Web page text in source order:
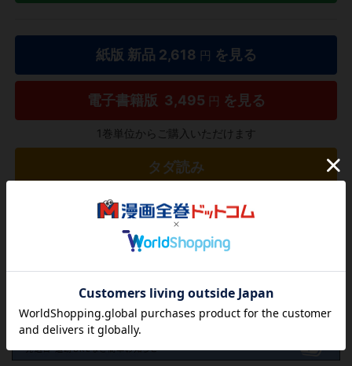
紙版 新品 2,618 円 を見る
電子書籍版 3,495 円 を見る
1巻単位からご購入いただけます
タダ読み
欲しいリストに追加する
気になる商品を登録